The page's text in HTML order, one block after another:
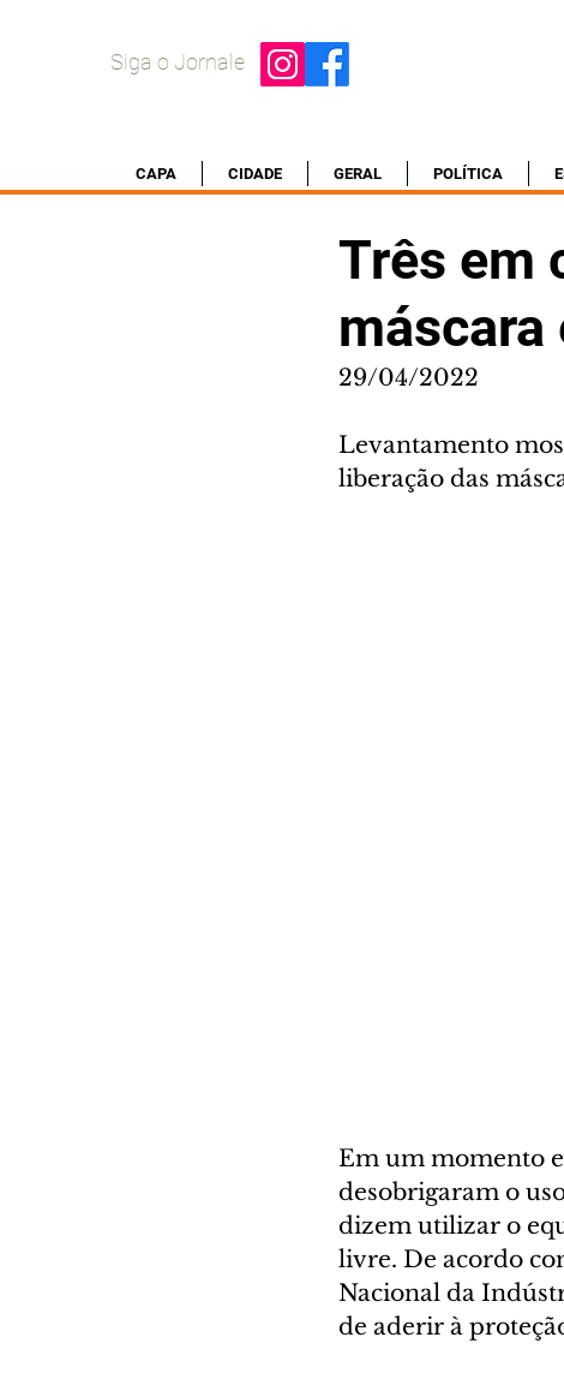
Siga o Jornale
CAPA CIDADE GERAL POLÍTICA
Três em
máscara
29/04/2022
Levantamento
liberação das
Em um momento
desobrigaram o
dizem utilizar o
livre. De acordo
Nacional da
de aderir à